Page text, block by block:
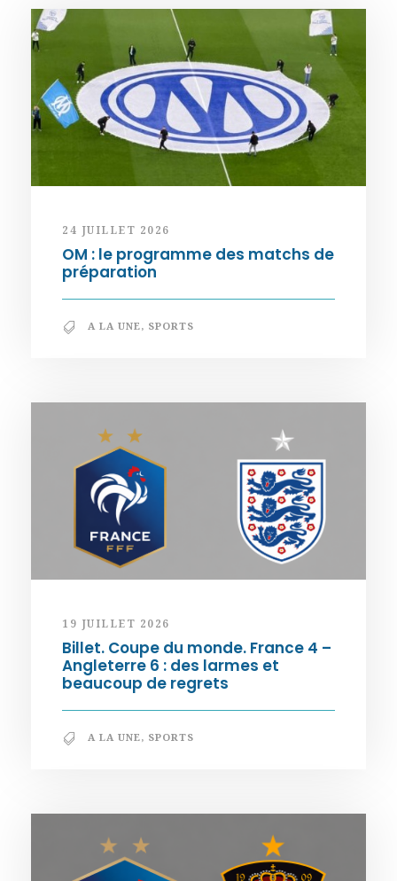
24 JUILLET 2026
OM : le programme des matchs de
préparation
A LA UNE, SPORTS
19 JUILLET 2026
Billet. Coupe du monde. France 4 –
Angleterre 6 : des larmes et
beaucoup de regrets
A LA UNE, SPORTS